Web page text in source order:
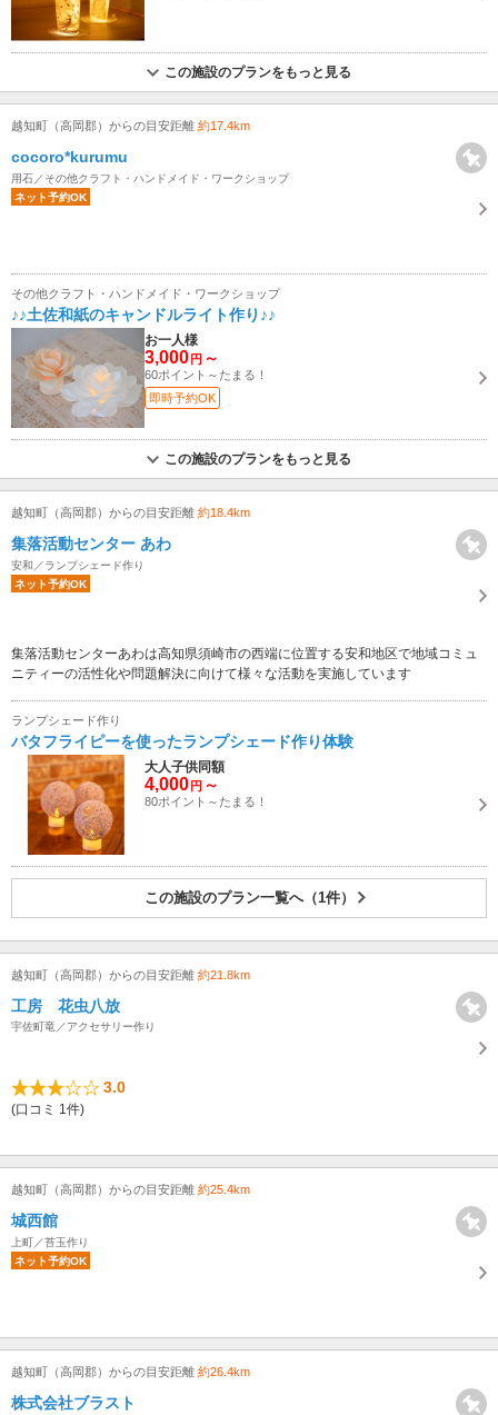
この施設のプランをもっと見る
越知町（高岡郡）からの目安距離 約17.4km
cocoro*kurumu
用石／その他クラフト・ハンドメイド・ワークショップ
ネット予約OK
その他クラフト・ハンドメイド・ワークショップ
♪♪土佐和紙のキャンドルライト作り♪♪
お一人様
3,000 円 ～
60ポイント～たまる！
即時予約OK
この施設のプランをもっと見る
越知町（高岡郡）からの目安距離 約18.4km
集落活動センター あわ
安和／ランプシェード作り
ネット予約OK
集落活動センターあわは高知県須崎市の西端に位置する安和地区で地域コミュ
ニティーの活性化や問題解決に向けて様々な活動を実施しています
ランプシェード作り
バタフライピーを使ったランプシェード作り体験
大人子供同額
4,000 円 ～
80ポイント～たまる！
この施設のプラン一覧へ（1件）
越知町（高岡郡）からの目安距離 約21.8km
工房 花虫八放
宇佐町竜／アクセサリー作り
3.0
(口コミ 1件)
越知町（高岡郡）からの目安距離 約25.4km
城西館
上町／苔玉作り
ネット予約OK
越知町（高岡郡）からの目安距離 約26.4km
株式会社ブラスト